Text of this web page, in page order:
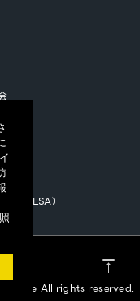
会/JESA）
All rights reserved.
vertical_align_top